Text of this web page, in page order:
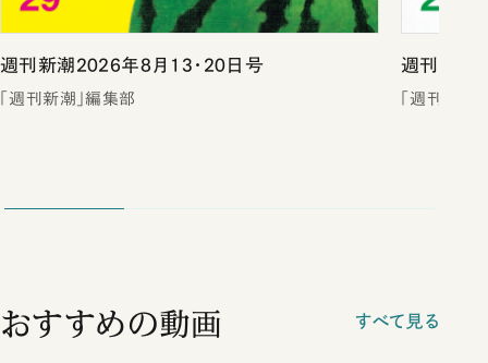
週刊新潮2026年8月13・20日号
「週刊新潮」編集部
週刊新潮
「週刊新潮
おすすめの動画 すべて見る